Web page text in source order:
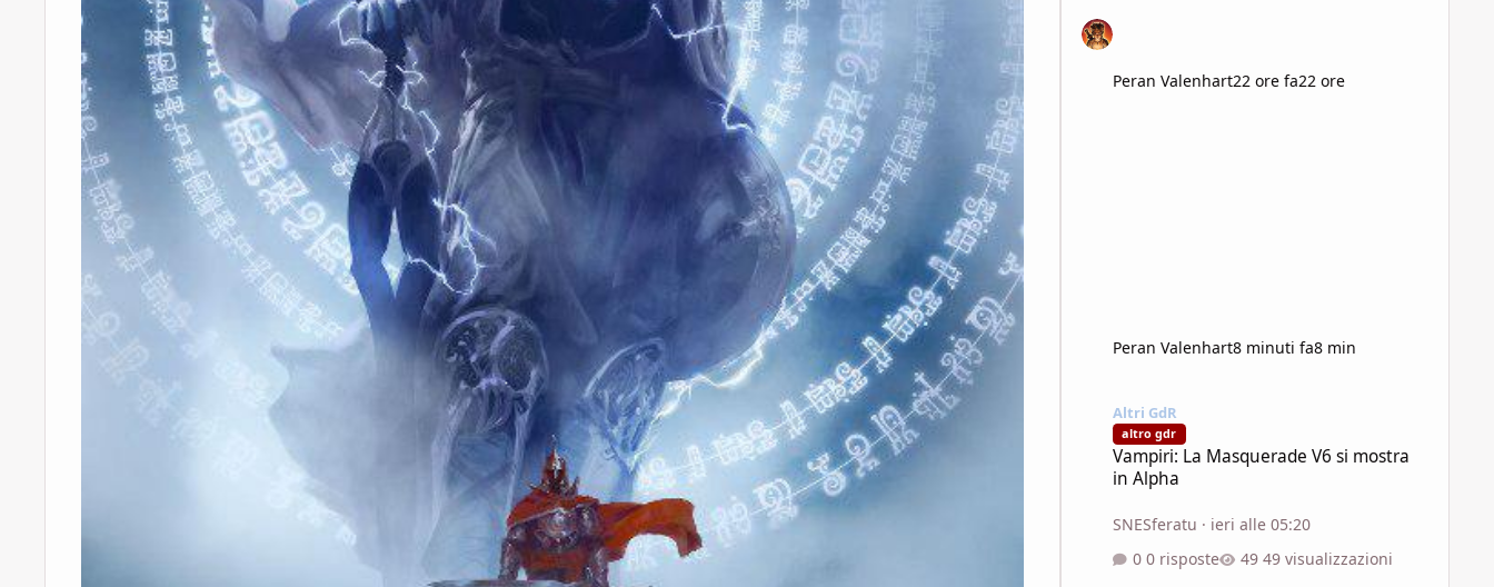
Peran Valenhart22 ore fa22 ore
Peran Valenhart8 minuti fa8 min
Altri GdR
altro gdr
Vampiri: La Masquerade V6 si mostra
in Alpha
SNESferatu · ieri alle 05:20
0 risposte
49 visualizzazioni